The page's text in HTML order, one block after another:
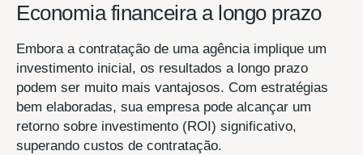
Economia financeira a longo prazo
Embora a contratação de uma agência implique um
investimento inicial, os resultados a longo prazo
podem ser muito mais vantajosos. Com estratégias
bem elaboradas, sua empresa pode alcançar um
retorno sobre investimento (ROI) significativo,
superando custos de contratação.